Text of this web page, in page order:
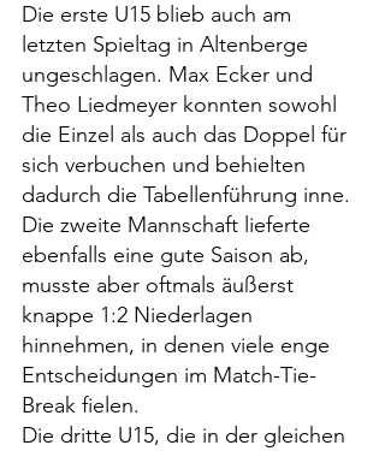
Die erste U15 blieb auch am
letzten Spieltag in Altenberge
ungeschlagen. Max Ecker und
Theo Liedmeyer konnten sowohl
die Einzel als auch das Doppel für
sich verbuchen und behielten
dadurch die Tabellenführung inne.
Die zweite Mannschaft lieferte
ebenfalls eine gute Saison ab,
musste aber oftmals äußerst
knappe 1:2 Niederlagen
hinnehmen, in denen viele enge
Entscheidungen im Match-Tie-
Break fielen.
Die dritte U15, die in der gleichen